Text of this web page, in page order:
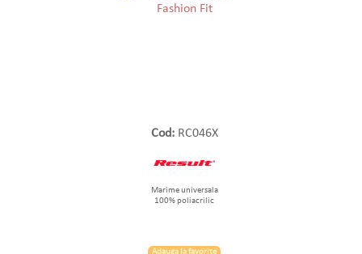
Cod:RC046X
Marime universala
100% poliacrilic
Adauga la favorite